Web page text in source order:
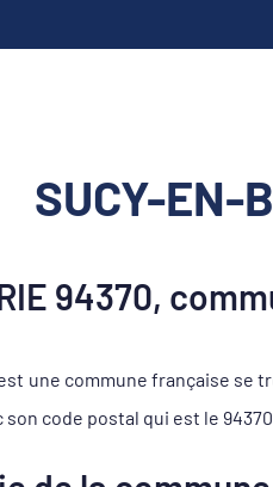
SUCY-EN-
94370,
est une commune française
code postal qui est le 94370.